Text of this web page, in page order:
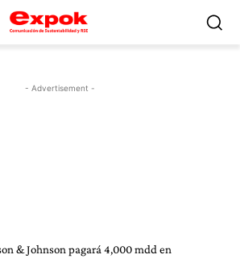
- Advertisement -
& Johnson pagará 4,000 mdd en